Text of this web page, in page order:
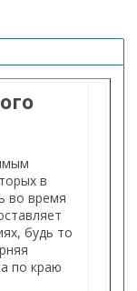
в
во время
будь то
по краю